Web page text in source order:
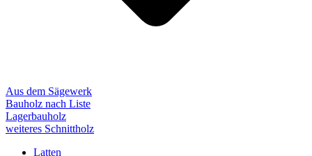
Aus dem Sägewerk
Bauholz nach Liste
Lagerbauholz
weiteres Schnittholz
Latten